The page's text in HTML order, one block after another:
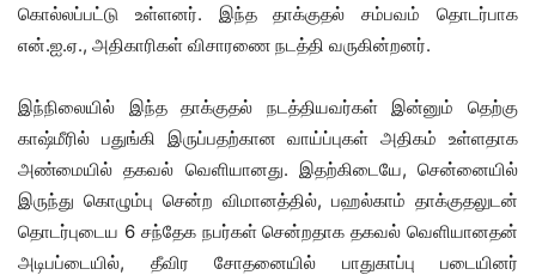
கொல்லப்பட்டு உள்ளனர். இந்த தாக்குதல் சம்பவம் தொடர்பாக
என்.ஐ.ஏ., அதிகாரிகள் விசாரணை நடத்தி வருகின்றனர்.
இந்நிலையில் இந்த தாக்குதல் நடத்தியவர்கள் இன்னும் தெற்கு
காஷ்மீரில் பதுங்கி இருப்பதற்கான வாய்ப்புகள் அதிகம் உள்ளதாக
அண்மையில் தகவல் வெளியானது. இதற்கிடையே, சென்னையில்
இருந்து கொழும்பு சென்ற விமானத்தில், பஹல்காம் தாக்குதலுடன்
தொடர்புடைய 6 சந்தேக நபர்கள் சென்றதாக தகவல் வெளியானதன்
அடிபப்டையில், தீவிர சோதனையில் பாதுகாப்பு படையினர்